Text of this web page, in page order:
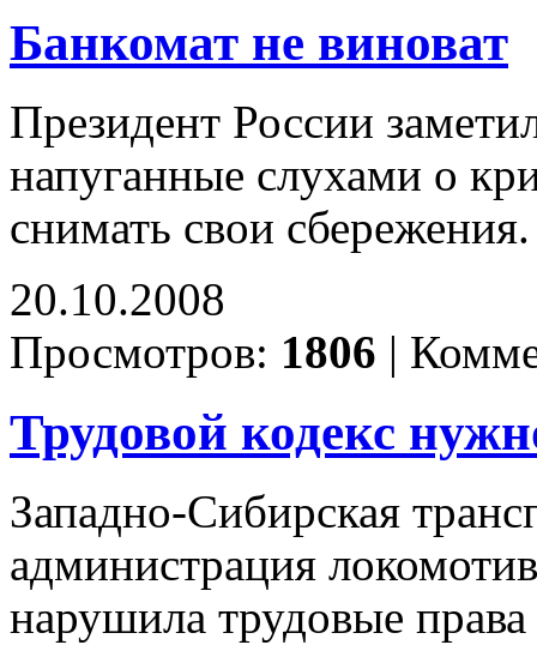
Банкомат не виноват
Президент России
напуганные слухами о
снимать свои
20.10.2008
Просмотров: 1806 |
Трудовой кодекс
Западно-Сибирская
администрация
нарушила трудовые